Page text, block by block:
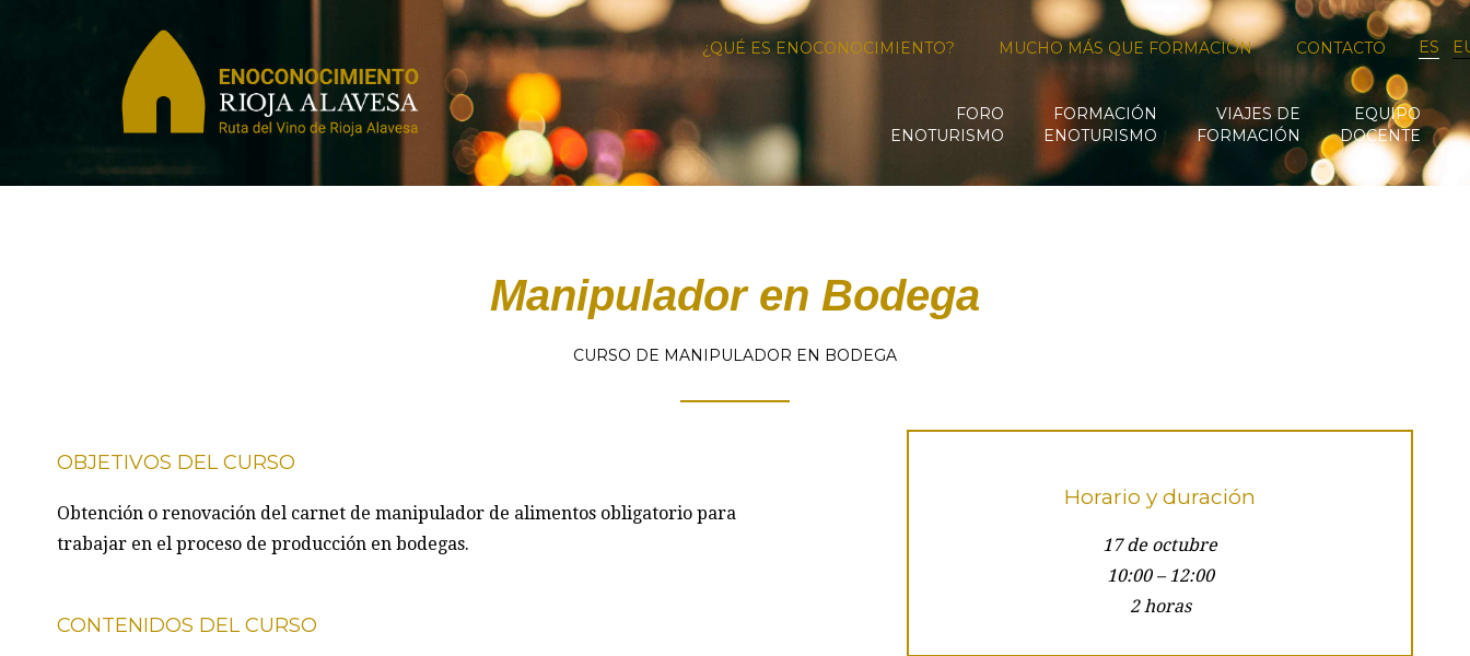
¿QUÉ ES ENOCONOCIMIENTO? MUCHO MÁS QUE FORMACIÓN CONTACTO ES
FORO
ENOTURISMO
FORMACIÓN
ENOTURISMO
VIAJES DE
FORMACIÓN
EQUIPO
DOCENTE
Manipulador en Bodega
CURSO DE MANIPULADOR EN BODEGA
OBJETIVOS DEL CURSO
Obtención o renovación del carnet de manipulador de alimentos obligatorio para
trabajar en el proceso de producción en bodegas.
CONTENIDOS DEL CURSO
Horario y duración
17 de octubre
10:00 – 12:00
2 horas